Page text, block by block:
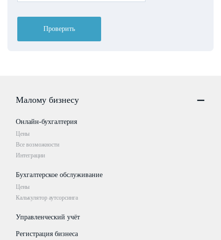
Проверить
Малому бизнесу
Онлайн-бухгалтерия
Цены
Все возможности
Интеграции
Бухгалтерское обслуживание
Цены
Калькулятор аутсорсинга
Управленческий учёт
Регистрация бизнеса